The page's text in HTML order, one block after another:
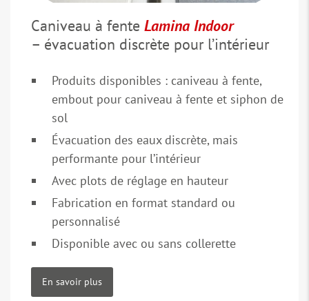
Caniveau à fente Lamina Indoor
– évacuation discrète pour l’intérieur
Produits disponibles : caniveau à fente,
embout pour caniveau à fente et siphon de
sol
Évacuation des eaux discrète, mais
performante pour l’intérieur
Avec plots de réglage en hauteur
Fabrication en format standard ou
personnalisé
Disponible avec ou sans collerette
En savoir plus